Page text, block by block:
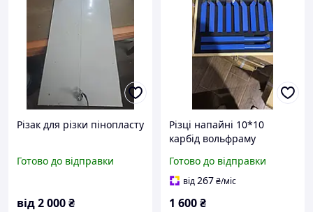
Різак для різки пінопласту
Готово до відправки
від2 000₴
Різці напайні 10*10
карбід вольфраму
Готово до відправки
від267₴/міс
1 600₴